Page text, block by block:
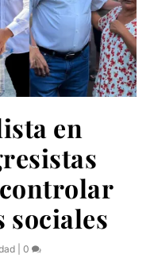
en
sociales
|0